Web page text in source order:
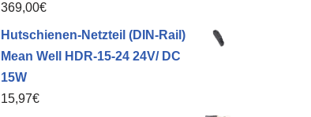
369,00€
Hutschienen-Netzteil (DIN-Rail)
Mean Well HDR-15-24 24V/ DC
15W
15,97€